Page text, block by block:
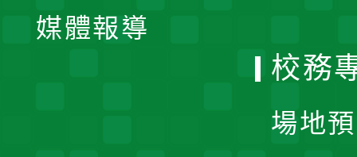
媒體報導
校務
場地